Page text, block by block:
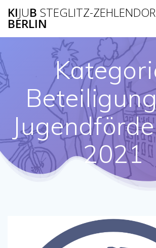
Inhalt
KIJUB STEGLITZ-
BERLIN
2021